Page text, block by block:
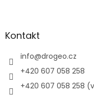
aKontakt
info@drogeo.cz
+420 607 058 258
+420 607 058 258